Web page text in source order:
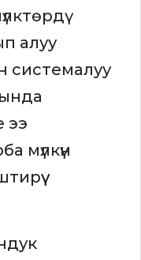
алуу
системалуу
ээ
мүлкүн